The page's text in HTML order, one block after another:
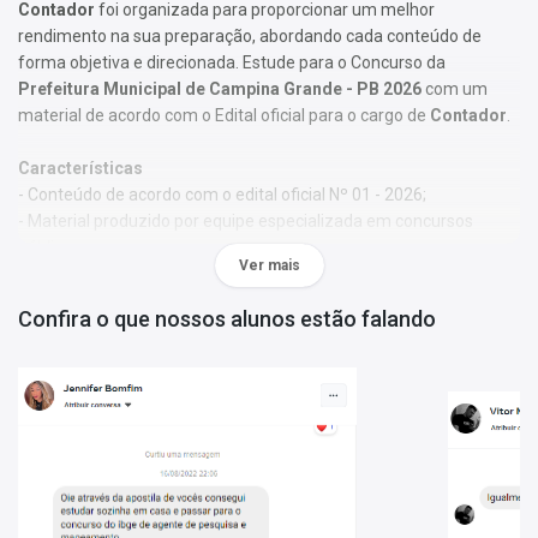
Contador foi organizada para proporcionar um melhor
rendimento na sua preparação, abordando cada conteúdo de
forma objetiva e direcionada. Estude para o Concurso da
Prefeitura Municipal de Campina Grande - PB 2026com um
material de acordo com o Edital oficial para o cargo de Contador
Características
- Conteúdo de acordo com o edital oficial Nº 01 - 2026;
- Material produzido por equipe especializada em concursos
- Você receberá um bônus especial: Curso Online de disciplinas
temas são abordados conforme o referencial adotado pelos
autores, visando à clareza e à amplitude na preparação.
Matérias da Apostila:
Noções de Informática
História de Campina Grande - PB
Ver mais
Confira o que nossos alunos estão falando